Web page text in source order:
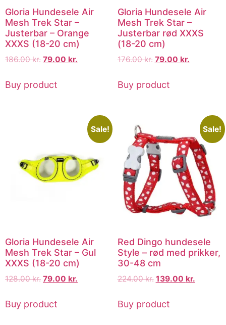
Gloria Hundesele Air
Mesh Trek Star –
Justerbar – Orange
XXXS (18-20 cm)
186.00kr. 79.00 kr.
Buy product
Gloria Hundesele Air
Mesh Trek Star –
Justerbar rød XXXS
(18-20 cm)
176.00kr. 79.00 kr.
Buy product
Sale!
Gloria Hundesele Air
Mesh Trek Star – Gul
XXXS (18-20 cm)
128.00kr. 79.00 kr.
Buy product
Sale!
Red Dingo hundesele
Style – rød med prikker,
30-48 cm
224.00kr. 139.00 kr.
Buy product